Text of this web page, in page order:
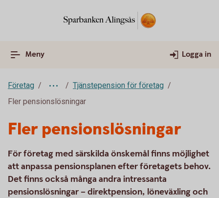
Meny Logga in
Företag
Tjänstepension för företag
Fler pensionslösningar
Fler pensionslösningar
För företag med särskilda önskemål finns möjlighet
att anpassa pensionsplanen efter företagets behov.
Det finns också många andra intressanta
pensionslösningar – direktpension, löneväxling och